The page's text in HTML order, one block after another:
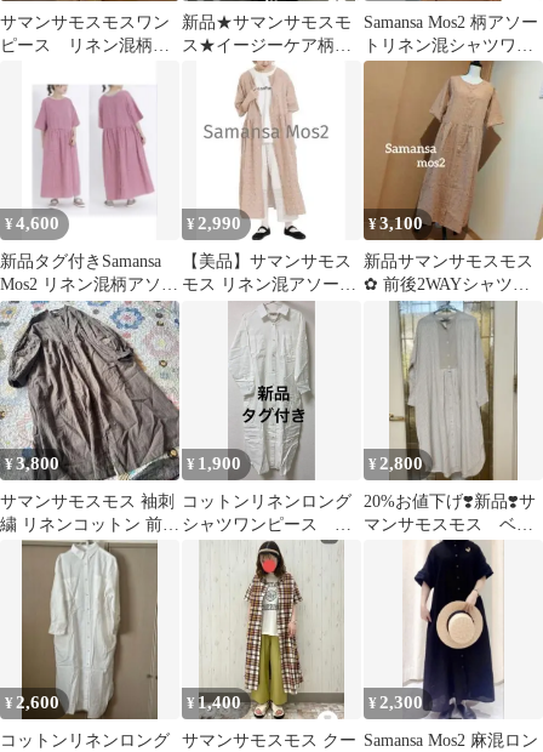
サマンサモスモスワン
ピース リネン混柄ア
ピース グレー
新品★サマンサモスモ
ス★イージーケア柄ア
ソートリネン混シャツ
ワンピース★パープル
Samansa Mos2 柄アソー
トリネン混シャツワン
ピース
¥4,600
新品タグ付きSamansa
Mos2 リネン混柄アソー
ト前後2WAYワンピー
ス
¥2,990
【美品】サマンサモス
モス リネン混アソート
2wayワンピース ギャザ
ー花柄フレア
¥3,100
新品サマンサモスモス
✿ 前後2WAYシャツワ
ンピロングワンピ／リ
ネン混 小花柄
¥3,800
サマンサモスモス 袖刺
繍 リネンコットン 前開
きロングワンピース ブ
¥ 1,900
コットンリネンロング
シャツワンピース 長
袖 サマンサモスモ
¥ 2,800
20%お値下げ❣️新品❣️サ
マンサモスモス ベー
ジュ×ホワイト シャツ
ワンピース
¥ 2,600
コットンリネンロング
¥ 1,400
サマンサモスモス クー
¥ 2,300
Samansa Mos2 麻混ロン